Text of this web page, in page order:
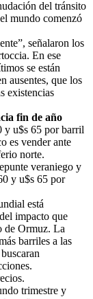
del tránsito
mundo comenzó
señalaron los
En ese
se están
ausentes, que los
existencias
fin de año
y u$s 65 por barril
es vender ante
norte.
veraniego y
y u$s 65 por
está
impacto que
de Ormuz. La
barriles a las
trimestre y